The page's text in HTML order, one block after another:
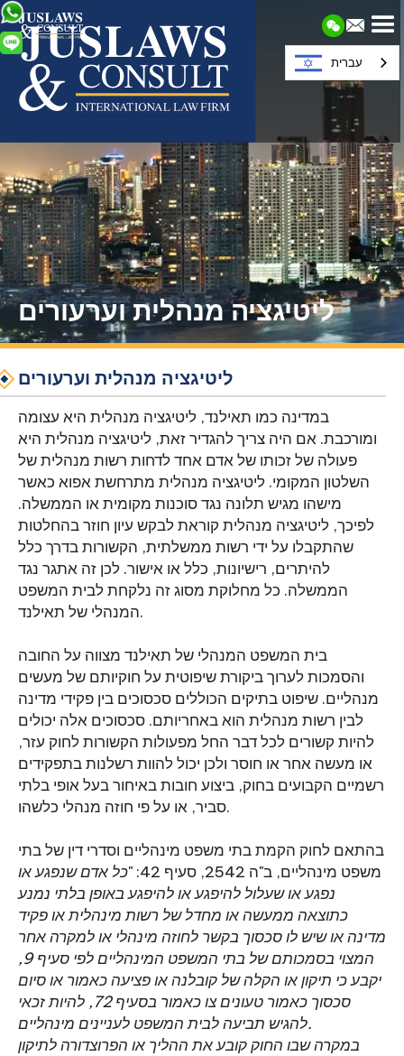
ליטיגציה מנהלית וערעורים
ליטיגציה מנהלית וערעורים
במדינה כמו תאילנד, ליטיגציה מנהלית היא עצומה
ומורכבת. אם היה צריך להגדיר זאת, ליטיגציה מנהלית היא
פעולה של זכותו של אדם אחד לדחות רשות מנהלית של
השלטון המקומי. ליטיגציה מנהלית מתרחשת אפוא כאשר
מישהו מגיש תלונה נגד סוכנות מקומית או הממשלה.
לפיכך, ליטיגציה מנהלית קוראת לבקש עיון חוזר בהחלטות
שהתקבלו על ידי רשות ממשלתית, הקשורות בדרך כלל
להיתרים, רישיונות, כלל או אישור. לכן זה אתגר נגד
הממשלה. כל מחלוקת מסוג זה נלקחת לבית המשפט
המנהלי של תאילנד.
בית המשפט המנהלי של תאילנד מצווה על החובה
והסמכות לערוך ביקורת שיפוטית על חוקיותם של מעשים
מנהליים. שיפוט בתיקים הכוללים סכסוכים בין פקידי מדינה
לבין רשות מנהלית הוא באחריותם. סכסוכים אלה יכולים
להיות קשורים לכל דבר החל מפעולות הקשורות לחוק עזר,
או מעשה אחר או חוסר ולכן יכול להוות רשלנות בתפקידים
רשמיים הקבועים בחוק, ביצוע חובות באיחור בעל אופי בלתי
סביר, או על פי חוזה מנהלי כלשהו.
בהתאם לחוק הקמת בתי משפט מינהליים וסדרי דין של בתי
משפט מינהליים, ב"ה 2542, סעיף 42: "
כל אדם שנפגע או
נפגע או שעלול להיפגע או להיפגע באופן בלתי נמנע
כתוצאה ממעשה או מחדל של רשות מינהלית או פקיד
מדינה או שיש לו סכסוך בקשר לחוזה מינהלי או למקרה אחר
המצוי בסמכותם של בתי המשפט המינהליים לפי סעיף 9,
יקבע כי תיקון או הקלה של קובלנה או פציעה כאמור או סיום
סכסוך כאמור טעונים צו כאמור בסעיף 72, להיות זכאי
להגיש תביעה לבית המשפט לעניינים מינהליים.
במקרה שבו החוק קובע את ההליך או הפרוצדורה לתיקון
עברית